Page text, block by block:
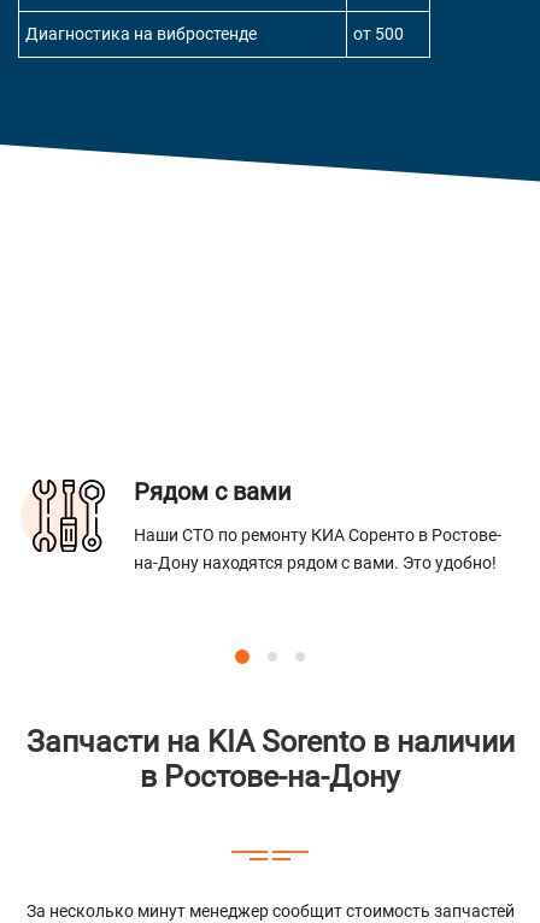
Диагностика на вибростенде от 500
Рядом с вами
Наши СТО по ремонту КИА Соренто в Ростове-
на-Дону находятся рядом с вами. Это удобно!
Запчасти на KIA Sorento в наличии
в Ростове-на-Дону
За несколько минут менеджер сообщит стоимость запчастей